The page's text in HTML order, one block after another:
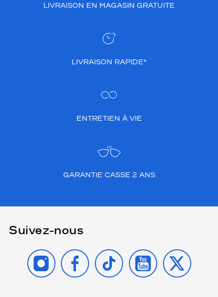
LIVRAISON EN MAGASIN GRATUITE
LIVRAISON RAPIDE*
ENTRETIEN À VIE
GARANTIE CASSE 2 ANS
Suivez-nous
INSTAGRAMFACEBOOK
TIKTOK YOUTUBE
X